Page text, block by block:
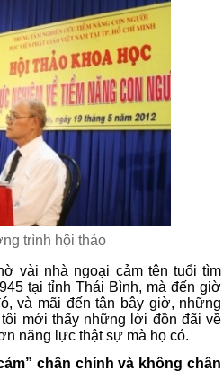
trình hội thảo
vài nhà ngoại cảm tên tuổi tìm
tại tỉnh Thái Bình, mà đến giờ
và mãi đến tận bây giờ, những
mới thấy những lời đồn đãi về
năng lực thật sự mà họ có.
chân chính và không chân